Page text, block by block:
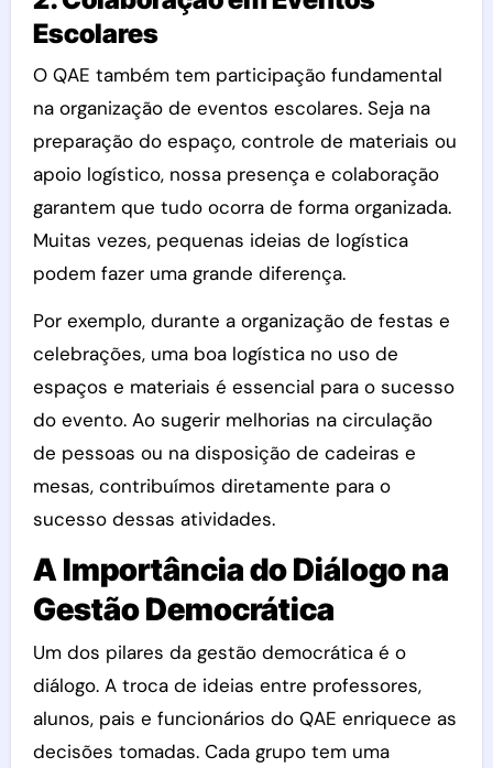
Escolares
O QAE também tem participação fundamental
na organização de eventos escolares. Seja na
preparação do espaço, controle de materiais ou
apoio logístico, nossa presença e colaboração
garantem que tudo ocorra de forma organizada.
Muitas vezes, pequenas ideias de logística
podem fazer uma grande diferença.
Por exemplo, durante a organização de festas e
celebrações, uma boa logística no uso de
espaços e materiais é essencial para o sucesso
do evento. Ao sugerir melhorias na circulação
de pessoas ou na disposição de cadeiras e
mesas, contribuímos diretamente para o
sucesso dessas atividades.
A Importância do Diálogo na
Gestão Democrática
Um dos pilares da gestão democrática é o
diálogo. A troca de ideias entre professores,
alunos, pais e funcionários do QAE enriquece as
decisões tomadas. Cada grupo tem uma